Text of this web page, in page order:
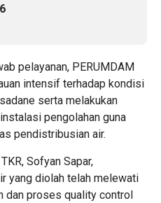
pelayanan, PERUMDAM
intensif terhadap kondisi
serta melakukan
pengolahan guna
pendistribusian air.
Sofyan Sapar,
yang diolah telah melewati
dan proses quality control